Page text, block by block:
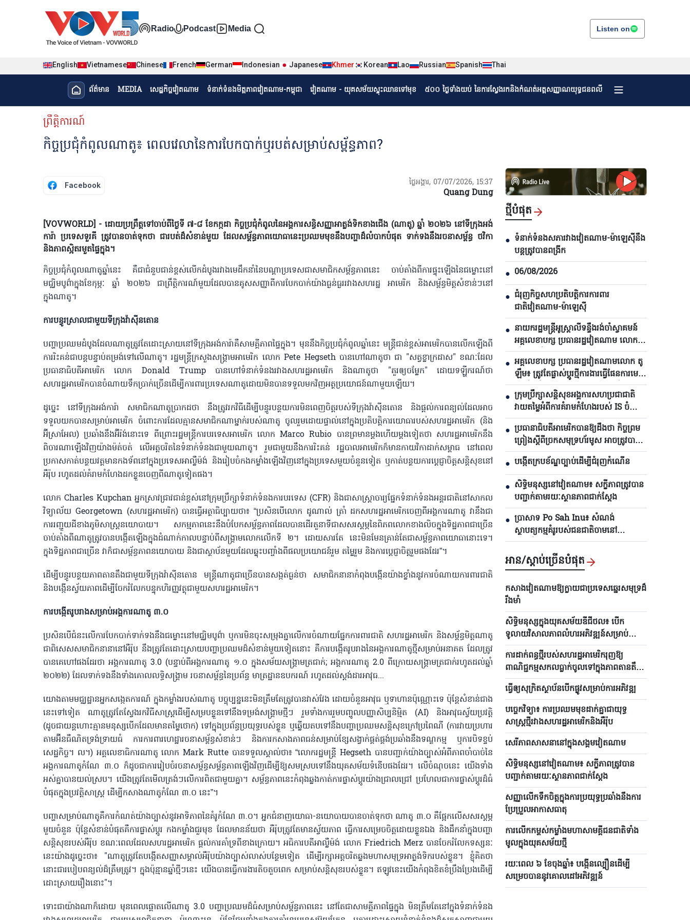
Đa phương tiện tiếng Khmer
Radio Podcast Media Listen on
English Vietnamese Chinese French German Indonesian Japanese Khmer Korean Lao Russian Spanish Thai
Menu trang chủ tiếng Khmer
ព័ត៌មាន​ MEDIA សេដ្ឋកិច្ចវៀតណាម ទំនាក់ទំនងមិត្តភាពវៀតណាម-កម្ពុជា វៀតណាម - យុគសម័យស្ទុះឈានទៅមុខ ៥០០ ថ្ងៃទាំងយប់ នៃការស្វែងរកនិងកំណត់អត្តសញ្ញាណយុទ្ធជនពលី
menu phụ tiếng Khmer
ព្រឹត្តិការណ៍
កិច្ចប្រជុំកំពូលណាតូ៖ ពេលវេលានៃការបែកបាក់ឬរបត់សម្រាប់សម្ព័ន្ធភាព?
Facebook ថ្ងៃអង្គារ, 07/07/2026, 15:37
Quang Dung
[VOVWORLD] - ដោយប្រព្រឹត្តទៅចាប់ពីថ្ងៃទី ៧-៨ ខែកក្កដា កិច្ចប្រជុំកំពូលនៃអង្គការសន្ធិសញ្ញាអាត្លង់ទិកខាងជើង (ណាតូ) ឆ្នាំ ២០២៦ នៅទីក្រុងអង់
ការ៉ា ប្រទេសទួរគី ត្រូវបានចាត់ទុកថា ជារបត់ដ៏សំខាន់មួយ ដែលសម្ព័ន្ធភាពយោធានេះប្រឈមមុខនឹងបញ្ហាដ៏លំបាកបំផុត ទាក់ទងនឹងរចនាសម្ព័ន្ធ ថវិកា
និងភាពស្អិតរមួតផ្ទៃក្នុង។
កិច្ចប្រជុំកំពូលណាតូឆ្នាំនេះ គឺជាជំនួបជាន់ខ្ពស់លើកដំបូងរវាងមេដឹកនាំនៃបណ្ដាប្រទេសជាសមាជិកសម្ព័ន្ធភាពនេះ ចាប់តាំងពីការផ្ទុះឡើងនៃជម្លោះនៅ
មជ្ឈិមបូព៌ាក្នុងខែកុម្ភៈ ឆ្នាំ ២០២៦ ជាព្រឹត្តិការណ៍មួយដែលបានគូសសញ្ញាពីការបែកបាក់យ៉ាងធ្ងន់ធ្ងររវាងសហរដ្ឋ អាមេរិក និងសម្ព័ន្ធមិត្តសំខាន់ៗនៅ
ក្នុងណាតូ។
ការបន្ធូរស្រាលជាមួយទីក្រុងវ៉ាស៊ីនតោន
បញ្ហាប្រឈមដំបូងដែលណាតូត្រូវតែដោះស្រាយនៅទីក្រុងអង់ការ៉ាគឺសាមគ្គីភាពផ្ទៃក្នុង។ មុននឹងកិច្ចប្រជុំកំពូលឆ្នាំនេះ មន្ត្រីជាន់ខ្ពស់អាមេរិកបានលើកឡើងពី
ការរិះគន់ជាបន្តបន្ទាប់តម្រង់ទៅលើណាតូ។ រដ្ឋមន្ត្រីក្រសួងសង្គ្រាមអាមេរិក លោក Pete Hegseth បានហៅណាតូថា ជា "សត្វខ្លាក្រដាស" ខណៈដែល
ប្រធានាធិបតីអាមេរិក លោក Donald Trump បានហៅទំនាក់ទំនងរវាងសហរដ្ឋអាមេរិក និងណាតូថា "គួរឲ្យចម្លែក" ដោយទឡ្ហីករណ៍ថា
សហរដ្ឋអាមេរិកបានចំណាយទឹកប្រាក់ច្រើនដើម្បីការពារប្រទេសណាតូដោយមិនបានទទួលមកវិញអត្ថប្រយោជន៍ណាមួយឡើយ។
ដូច្នេះ នៅទីក្រុងអង់ការ៉ា សមាជិកណាតូប្រាកដថា នឹងត្រូវរកវិធីដើម្បីបន្ធូរបន្ថយការមិនពេញចិត្តរបស់ទីក្រុងវ៉ាស៊ីនតោន និងផ្តល់ការពន្យល់ដែលអាច
ទទួលយកបានសម្រាប់អាមេរិក ចំពោះការដែលគ្មានសមាជិកណាម្នាក់របស់ណាតូ ចូលរួមដោយផ្ទាល់នៅក្នុងប្រតិបត្តិការយោធារបស់សហរដ្ឋអាមេរិក (និង
អ៊ីស្រាអែល) ប្រឆាំងនឹងអ៊ីរ៉ង់នោះទេ ពីព្រោះរដ្ឋមន្ត្រីការបរទេសអាមេរិក លោក Marco Rubio បានព្រមានម្តងហើយម្តងទៀតថា សហរដ្ឋអាមេរិកនឹង
ពិចារណាឡើងវិញយ៉ាងម៉ត់ចត់ លើអត្តចរិតនៃទំនាក់ទំនងជាមួយណាតូ។ រួមជាមួយនឹងការរិះគន់ រដ្ឋបាលអាមេរិកក៏មានកាយវិកាដាក់សម្ពាធ នៅពេល
ប្រកាសកាត់បន្ថយវត្តមានកងទ័ពនៅក្នុងប្រទេសអាល្លឺម៉ង់ និងរៀបចំកងកម្លាំងឡើងវិញនៅក្នុងប្រទេសមួយចំនួនទៀត ឬកាត់បន្ថយការប្តេជ្ញាចិត្តសន្តិសុខនៅ
អឺរ៉ុប រហូតដល់គំរាមកំហែងដកខ្លួនចេញពីណាតូទៀតផង។
លោក Charles Kupchan អ្នកស្រាវជ្រាវជាន់ខ្ពស់នៅក្រុមប្រឹក្សាទំនាក់ទំនងការបរទេស (CFR) និងជាសាស្ត្រាចារ្យផ្នែកទំនាក់ទំនងអន្តរជាតិនៅសាកល
វិទ្យាល័យ Georgetown (សហរដ្ឋអាមេរិក) បានធ្វើអត្ថាធិប្បាយថា៖ “ប្រសិនបើលោក ដូណាល់ ត្រាំ ដកសហរដ្ឋអាមេរិកចេញពីអង្គការណាតូ វានឹងជា
ការរញ្ជួយដីខាងភូមិសាស្ត្រនយោបាយ។ សកម្មភាពនេះនឹងបំបែកសម្ព័ន្ធភាពដែលបានដើរតួនាទីជាសសរស្តម្ភនៃពិភពលោកខាងលិចក្នុងទិដ្ឋភាពជាច្រើន
ចាប់តាំងពីណាតូត្រូវបានបង្កើតឡើងក្នុងដំណាក់កាលបន្ទាប់ពីសង្គ្រាមលោកលើកទី ២។ ដោយសារតែ នេះមិនមែនគ្រាន់តែជាសម្ព័ន្ធភាពយោធានោះទេ។
ក្នុងទិដ្ឋភាពជាច្រើន វាក៏ជាសម្ព័ន្ធភាពនយោបាយ និងជាស្ថាប័នមួយដែលឆ្លុះបញ្ចាំងពីផលប្រយោជន៍រួម តម្លៃរួម និងការប្តេជ្ញាចិត្តរួមផងដែរ”។
ដើម្បីបន្ធូរបន្ថយភាពតានតឹងជាមួយទីក្រុងវ៉ាស៊ីនតោន មន្ត្រីណាតូជាច្រើនបានសង្កត់ធ្ងន់ថា សមាជិកនានាកំពុងបង្កើនយ៉ាងខ្លាំងនូវការចំណាយការពារជាតិ
និងបង្កើនស្វ័យភាពដើម្បីចែករំលែកបន្ទុកហិរញ្ញវត្ថុជាមួយសហរដ្ឋអាមេរិក។
ការបង្កើតរូបរាងសម្រាប់អង្គការណាតូ ៣.០
ប្រសិនបើជំនះលើការបែកបាក់ទាក់ទងនឹងជម្លោះនៅមជ្ឈិមបូព៌ា ឬការមិនចុះសម្រុងគ្នាលើការចំណាយផ្នែកការពារជាតិ សហរដ្ឋអាមេរិក និងសម្ព័ន្ធមិត្តណាតូ
ជាពិសេសសមាជិកនានានៅអឺរ៉ុប នឹងត្រូវតែដោះស្រាយបញ្ហាប្រឈមដ៏សំខាន់មួយទៀតនោះ គឺការបង្កើតរូបរាងនៃអង្គការណាតូថ្មីសម្រាប់អនាគត ដែលត្រូវ
បានគេហៅផងដែរថា អង្គការណាតូ 3.0 (បន្ទាប់ពីអង្គការណាតូ ១.០ ក្នុងសម័យសង្គ្រាមត្រជាក់; អង្គការណាតូ 2.0 ពីក្រោយសង្គ្រាមត្រជាក់រហូតដល់ឆ្នាំ
២០២២) ដែលទាក់ទងនឹងទាំងគោលលទ្ធិសង្គ្រាម រចនាសម្ព័ន្ធនៃប្រព័ន្ធ មាត្រដ្ឋានឧបករណ៍ រហូតដល់ស្តង់ដារអាវុធ...
យោងតាមមជ្ឈដ្ឋានអ្នកសង្កេតការណ៍ ក្នុងកម្លាំងរបស់ណាតូ បច្ចុប្បន្ននេះមិនត្រឹមតែត្រូវបានវាស់វែង ដោយចំនួនអាវុធ ឬទាហានប៉ុណ្ណោះទេ ប៉ុន្តែសំខាន់ជាង
នេះទៅទៀត ណាតូត្រូវតែស្វែងរកវិធីសាស្ត្រដើម្បីសម្របខ្លួនទៅនឹងទម្រង់សង្គ្រាមថ្មីៗ រួមទាំងការរួមបញ្ចូលបញ្ញាសិប្បនិម្មិត (AI) និងអាវុធស្វ័យប្រវត្តិ
(ដូចជាយន្តហោះគ្មានមនុស្សបើកដែលមានតម្លៃថោក) ទៅក្នុងប្រព័ន្ធប្រយុទ្ធរបស់ខ្លួន ឬឆ្លើយតបទៅនឹងបញ្ហាប្រឈមសន្តិសុខក្រៅប្រពៃណី (ការវាយប្រហារ
តាមអ៊ីនធឺណិតទ្រង់ទ្រាយធំ ការការពារហេដ្ឋារចនាសម្ព័ន្ធសំខាន់ៗ និងការកសាងភាពធន់សម្រាប់ខ្សែសង្វាក់ផ្គត់ផ្គង់ប្រឆាំងនឹងទណ្ឌកម្ម ឬការបិទខ្ទប់
សេដ្ឋកិច្ច។ ល។) អគ្គលេខាធិការណាតូ លោក Mark Rutte បានទទួលស្គាល់ថា៖ “លោករដ្ឋមន្ត្រី Hegseth បានបញ្ជាក់យ៉ាងច្បាស់អំពីភាពចាំបាច់នៃ
អង្គការណាតូកំណែ ៣.០ ក៏ដូចជាការរៀបចំរចនាសម្ព័ន្ធសម្ព័ន្ធភាពឡើងវិញដើម្បីឱ្យសមស្របទៅនឹងយុគសម័យទំនើបផងដែរ។ លើចំណុចនេះ យើងទាំង
អស់គ្នាបានយល់ស្រប។ យើងត្រូវតែមើលត្រង់ៗលើការពិតជាមួយគ្នា។ សម្ព័ន្ធភាពនេះកំពុងឆ្លងកាត់ការផ្លាស់ប្តូរយ៉ាងជ្រាលជ្រៅ ប្រហែលជាការផ្លាស់ប្តូរដ៏ធំ
បំផុតក្នុងប្រវត្តិសាស្ត្រ ដើម្បីកសាងណាតូកំណែ ៣.០ នេះ”។
បញ្ហាសម្រាប់ណាតូគឺការកំណត់យ៉ាងច្បាស់នូវអាទិភាពនៃគំរូកំណែ ៣.០។ អ្នកជំនាញយោធា-នយោបាយបានចាត់ទុកថា ណាតូ ៣.០ គឺផ្អែកលើសសរស្តម្ភ
មួយចំនួន ប៉ុន្តែសំខាន់បំផុតគឺការផ្លាស់ប្តូរ កងកម្លាំងជួរមុខ ដែលមានន័យថា អឺរ៉ុបត្រូវតែមានស្វ័យភាព ធ្វើការសម្រេចចិត្តដោយខ្លួនឯង និងដឹកនាំក្នុងបញ្ហា
សន្តិសុខរបស់អឺរ៉ុប ខណៈពេលដែលសហរដ្ឋអាមេរិក ផ្តល់ការគាំទ្រពីខាងក្រោយ។ អធិការបតីអាល្លឺម៉ង់ លោក Friedrich Merz បានចែករំលែកទស្សនៈ
នេះយ៉ាងដូច្នេះថា៖ "ណាតូត្រូវតែបង្កើតសញ្ញាសម្គាល់អឺរ៉ុបយ៉ាងច្បាស់លាស់បន្ថែមទៀត ដើម្បីរក្សាអត្តចរិតឆ្លងមហាសមុទ្រអាត្លង់ទិករបស់ខ្លួន។ ខ្ញុំគិតថា
នោះជារបៀបពន្យល់ដ៏ត្រឹមត្រូវ។ ក្នុងប៉ុន្មានឆ្នាំថ្មីៗនេះ យើងបានធ្វើការងារតិចតួចពេក សម្រាប់សន្តិសុខរបស់ខ្លួន។ ឥឡូវនេះយើងកំពុងខិតខំប្រឹងប្រែងដើម្បី
ដោះស្រាយរឿងនោះ"។
ទោះជាយ៉ាងណាក៏ដោយ មុនពេលផ្តោតលើណាតូ 3.0 បញ្ហាប្រឈមដ៏ធំសម្រាប់សម្ព័ន្ធភាពនេះ នៅតែជាសាមគ្គីភាពផ្ទៃក្នុង មិនត្រឹមតែនៅក្នុងទំនាក់ទំនង
ថ្មីបំផុត
● ទំនាក់ទំនងសភារវាងវៀតណាម-ម៉ាឡេស៊ីនឹង
បន្តត្រូវបានពង្រីក
● 06/08/2026
● ជំរុញកិច្ចសហប្រតិបត្តិការការពារ
ជាតិវៀតណាម-ម៉ាឡេស៊ី
● នាយករដ្ឋមន្ត្រីអូស្ត្រាលីទន្ទឹងរង់ចាំស្វាគមន៍
អគ្គលេខាបក្ស ប្រធានរដ្ឋវៀតណាម លោក តូ
ឡឹម មកបំពេញទស្សនកិច្ច
● អគ្គលេខាបក្ស ប្រធានរដ្ឋវៀតណាមលោក តូ
ឡឹម៖ ត្រូវតែផ្លាស់ប្ដូរថ្មីការងារធ្វើផែនការមេ
និងរៀបចំការអភិវឌ្ឍហេដ្ឋារចនាសម្ព័ន្ធ
● ក្រុមប្រឹក្សាសន្តិសុខអង្គការសហប្រជាជាតិ
វាយតម្លៃអំពីការគំរាមកំហែងរបស់ IS ចំពោះ
សន្តិភាព និងសន្តិសុខអន្តរជាតិ
● ប្រធានាធិបតីអាមេរិកបាន​ឱ្យដឹងថា កិច្ចព្រម
ព្រៀងស្តីពីច្រកសមុទ្រហ័រមូស អាចត្រូវបាន
ប្រកាសក្នុងរយៈពេល ៤៨ ម៉ោងខាងមុខ
● បង្កើតក្របខ័ណ្ឌច្បាប់ដើម្បីជំរុញកំណើន
● សិទ្ធិមនុស្សនៅវៀតណាម៖ សក្ខីភាពត្រូវបាន
បញ្ជាក់តាមរយៈស្ថានភាពជាក់ស្តែង
● ប្រាសាទ Po Sah Inu៖ សំណង់
ស្ថាបត្យកម្មគំរូរបស់ជនជាតិចាមនៅ
ខេត្តឡឹមដុង
អាន/ស្តាប់ច្រើនបំផុត
កសាងវៀតណាមឱ្យក្លាយជាប្រទេសឆ្នេ​រ​សមុទ្រដ៏
រឹងមាំ
សិទ្ធិមនុស្សក្នុងយុគសម័យឌីជីថល៖ បើក
ទូលាយវិសាលភាពលំហរអភិវឌ្ឍន៍សម្រាប់
មនុស្សគ្រប់រូប
ការដាក់ពន្ធថ្មីរបស់សហរដ្ឋអាមេរិករុញឱ្យ
ពាណិជ្ជកម្មសកលធ្លាក់ចូលទៅក្នុងភាពតានតឹង
វិញ
ធ្វើឲ្យសុក្រិតស្ថាប័នបើកផ្លូវសម្រាប់ការអភិវឌ្ឍ
បច្ចេកវិទ្យា៖ ការប្រឈមមុខដាក់គ្នាជាយុទ្ធ
សាស្ត្រថ្មីរវាងសហរដ្ឋអាមេរិកនិងអឺរ៉ុប
សេរីភាពសាសនានៅក្នុងសង្គមវៀតណាម
សិទ្ធិមនុស្សនៅវៀតណាម៖ សក្ខីភាពត្រូវបាន
បញ្ជាក់តាមរយៈស្ថានភាពជាក់ស្តែង
សញ្ញាលើកទឹកចិត្តក្នុងការប្រយុទ្ធប្រឆាំងនឹងការ
ប្រែប្រួលអាកាសធាតុ
ការលើកកម្ពស់កម្លាំងមហាសាមគ្គីជនជាតិទាំង
មូលក្នុងយុគសម័យថ្មី
រយៈពេល ៦​ ខែចុងឆ្នាំ៖ បង្កើន​ល្បឿនដើម្បី
សម្រេចបាននូវគោលដៅអភិវឌ្ឍន៍